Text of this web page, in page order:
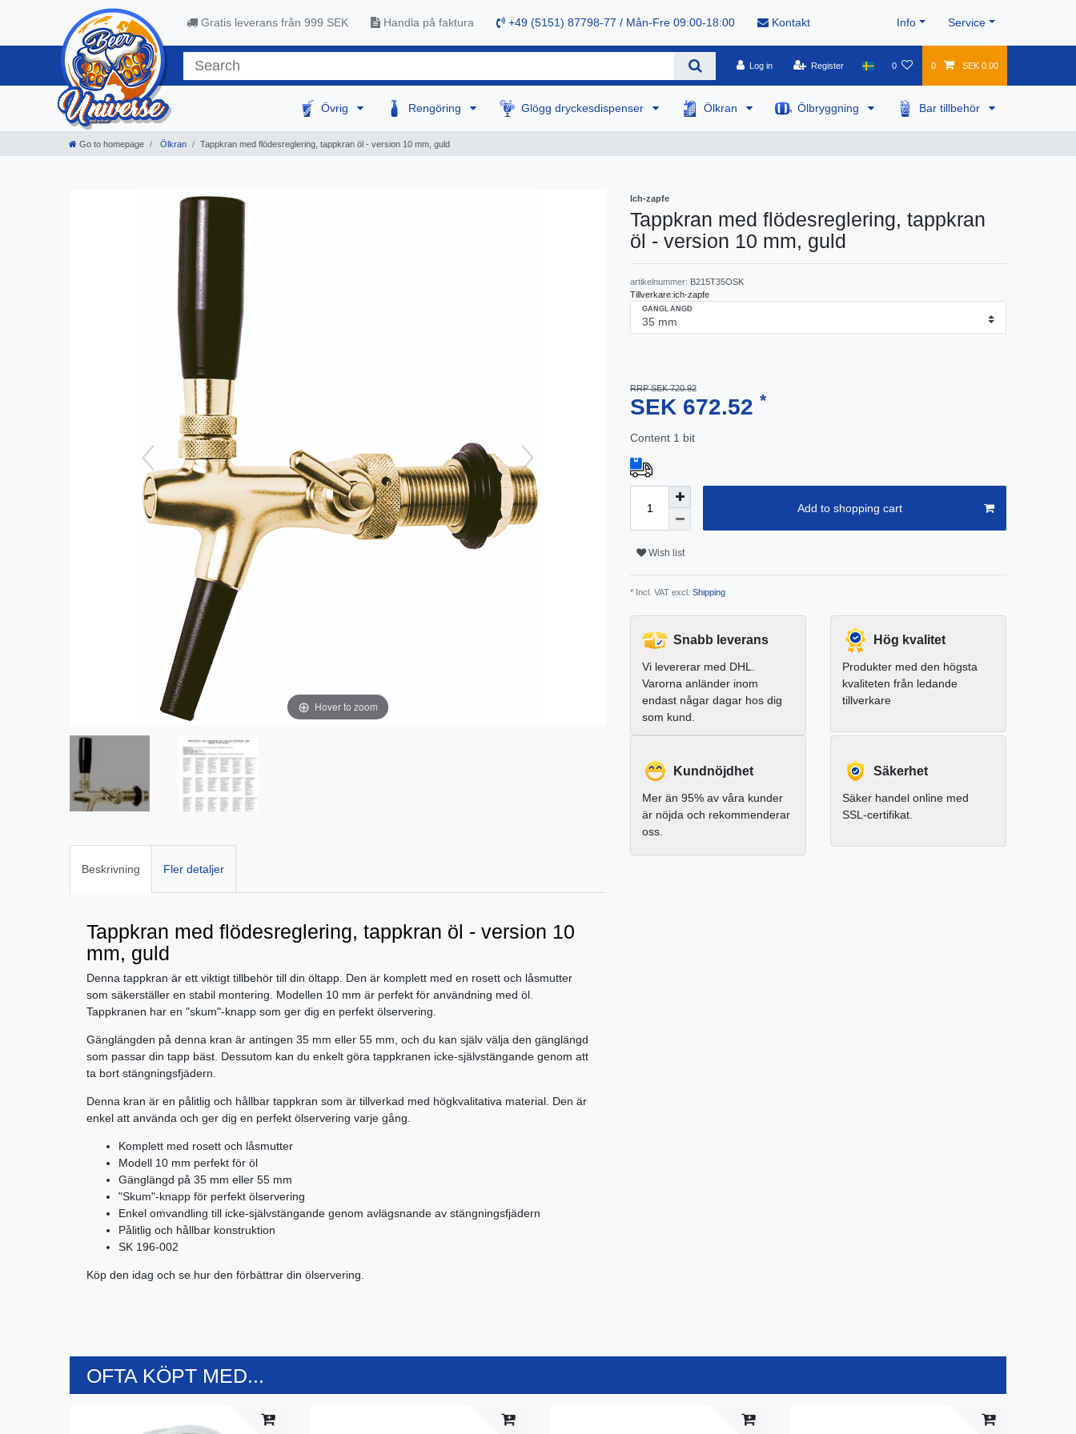
Gratis leverans från 999 SEK Handla på faktura +49 (5151) 87798-77 / Mån-Fre 09:00-18:00 Kontakt Info Service
Log in Register 0 0 SEK 0.00
Övrig Rengöring Glögg dryckesdispenser Ölkran Ölbryggning Bar tillbehör
Go to homepage Ölkran Tappkran med flödesreglering, tappkran öl - version 10 mm, guld
Hover to zoom
Beskrivning Fler detaljer
Tappkran med flödesreglering, tappkran öl - version 10
mm, guld
Denna tappkran är ett viktigt tillbehör till din öltapp. Den är komplett med en rosett och låsmutter
som säkerställer en stabil montering. Modellen 10 mm är perfekt för användning med öl.
Tappkranen har en "skum"-knapp som ger dig en perfekt ölservering.
Gänglängden på denna kran är antingen 35 mm eller 55 mm, och du kan själv välja den gänglängd
som passar din tapp bäst. Dessutom kan du enkelt göra tappkranen icke-självstängande genom att
ta bort stängningsfjädern.
Denna kran är en pålitlig och hållbar tappkran som är tillverkad med högkvalitativa material. Den är
enkel att använda och ger dig en perfekt ölservering varje gång.
Komplett med rosett och låsmutter
Modell 10 mm perfekt för öl
Gänglängd på 35 mm eller 55 mm
"Skum"-knapp för perfekt ölservering
Enkel omvandling till icke-självstängande genom avlägsnande av stängningsfjädern
Pålitlig och hållbar konstruktion
SK 196-002
Köp den idag och se hur den förbättrar din ölservering.
Ich-zapfe
Tappkran med flödesreglering, tappkran
öl - version 10 mm, guld
artikelnummer: B215T35OSK
Tillverkare:ich-zapfe
GANGLANGD
RRP SEK 720.92
SEK 672.52 *
Content 1 bit
Add to shopping cart
Wish list
* Incl. VAT excl. Shipping
Snabb leverans
Vi levererar med DHL.
Varorna anländer inom
endast någar dagar hos dig
som kund.
Hög kvalitet
Produkter med den högsta
kvaliteten från ledande
tillverkare
Kundnöjdhet
Mer än 95% av våra kunder
är nöjda och rekommenderar
oss.
Säkerhet
Säker handel online med
SSL-certifikat.
OFTA KÖPT MED...